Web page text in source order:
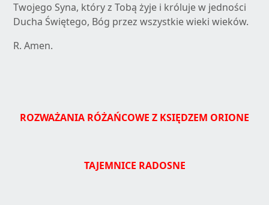
Twojego Syna, który z Tobą żyje i króluje w jedności
Ducha Świętego, Bóg przez wszystkie wieki wieków.
R. Amen.
ROZWAŻANIA RÓŻAŃCOWE Z KSIĘDZEM ORIONE
TAJEMNICE RADOSNE